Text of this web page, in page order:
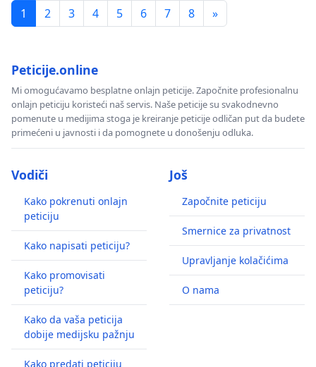
1
2 3 4 5 6 7 8 »
Peticije.online
Mi omogućavamo besplatne onlajn peticije. Započnite profesionalnu
onlajn peticiju koristeći naš servis. Naše peticije su svakodnevno
pomenute u medijima stoga je kreiranje peticije odličan put da budete
primećeni u javnosti i da pomognete u donošenju odluka.
Vodiči
Kako pokrenuti onlajn
peticiju
Kako napisati peticiju?
Kako promovisati
peticiju?
Kako da vaša peticija
dobije medijsku pažnju
Kako predati peticiju
Još
Započnite peticiju
Smernice za privatnost
Upravljanje kolačićima
O nama